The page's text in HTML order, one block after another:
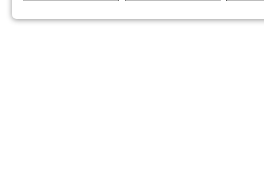
Palet Plástico Higiénico 1200 x 1000 -
Palet Plástico Ligero Encajable 12089T
Palet